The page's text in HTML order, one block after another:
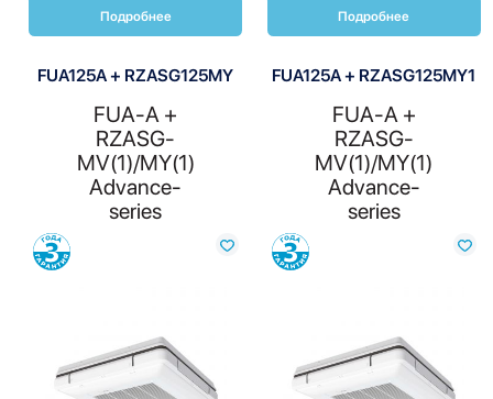
Подробнее Подробнее
FUA125A + RZASG125MY
FUA-A +
RZASG-
MV(1)/MY(1)
Advance-
series
Сравнить
FUA125A + RZASG125MY1
FUA-A +
RZASG-
MV(1)/MY(1)
Advance-
series
Сравнить